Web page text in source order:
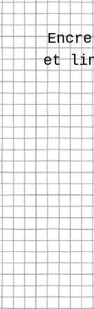
et